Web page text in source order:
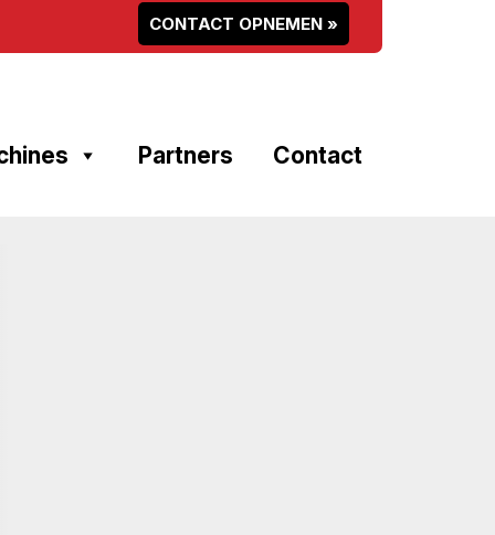
CONTACT OPNEMEN »
Partners Contact